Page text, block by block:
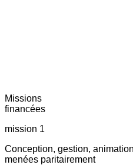
Missions
financées
mission 1
Conception, gestion,
menées paritairement